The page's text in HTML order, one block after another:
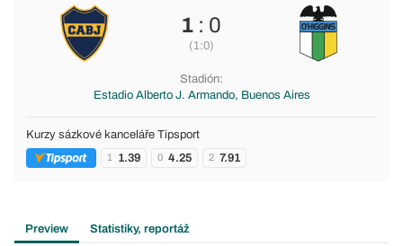
1 : 0
(1:0)
Stadión:
Estadio Alberto J. Armando, Buenos Aires
Kurzy sázkové kanceláře Tipsport
1 1.39 0 4.25 2 7.91
Preview Statistiky, reportáž